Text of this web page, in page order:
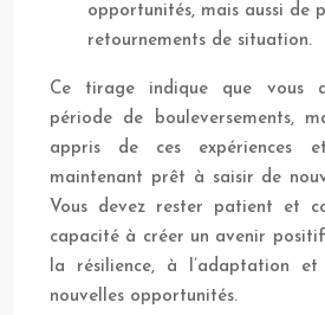
opportunités, mais aussi de
retournements de situation.
Ce tirage indique que vous
période de bouleversements,
appris de ces expériences
maintenant prêt à saisir de
Vous devez rester patient et
capacité à créer un avenir
la résilience, à l’adaptation
nouvelles opportunités.